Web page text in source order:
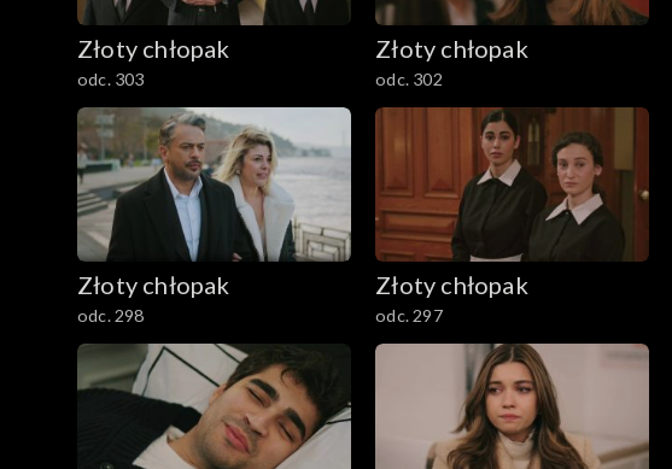
Złoty chłopak
odc. 303
Złoty chłopak
odc. 302
Złoty chłopak
odc. 298
Złoty chłopak
odc. 297